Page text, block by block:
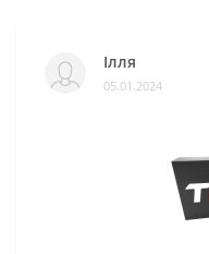
Ілля
05.01.2024